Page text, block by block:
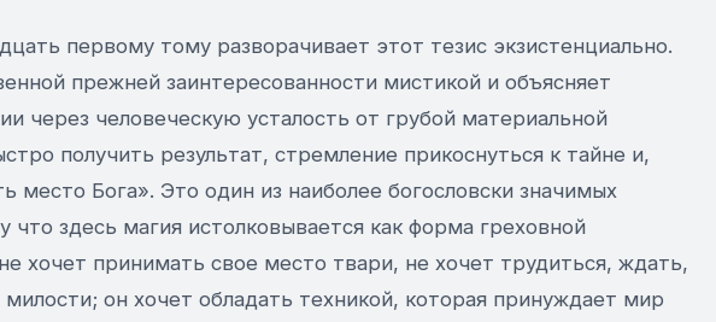
первому тому разворачивает этот тезис экзистенциально.
прежней заинтересованности мистикой и объясняет
через человеческую усталость от грубой материальной
получить результат, стремление прикоснуться к тайне и,
место Бога». Это один из наиболее богословски значимых
что здесь магия истолковывается как форма греховной
хочет принимать свое место твари, не хочет трудиться, ждать,
милости; он хочет обладать техникой, которая принуждает мир